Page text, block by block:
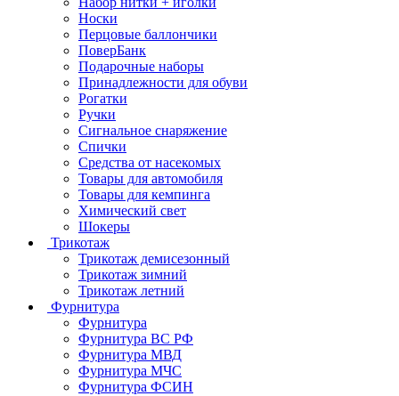
Носки
Перцовые баллончики
ПоверБанк
Подарочные наборы
Принадлежности для обуви
Рогатки
Ручки
Сигнальное снаряжение
Спички
Средства от насекомых
Товары для автомобиля
Товары для кемпинга
Химический свет
Шокеры
Трикотаж
Трикотаж демисезонный
Трикотаж зимний
Трикотаж летний
Фурнитура
Фурнитура
Фурнитура ВС РФ
Фурнитура МВД
Фурнитура МЧС
Фурнитура ФСИН